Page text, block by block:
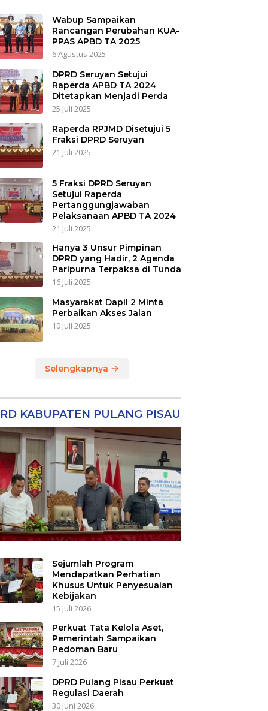
Wabup Sampaikan
Rancangan Perubahan KUA-
PPAS APBD TA 2025
6 Agustus 2025
DPRD Seruyan Setujui
Raperda APBD TA 2024
Ditetapkan Menjadi Perda
25 Juli 2025
Raperda RPJMD Disetujui 5
Fraksi DPRD Seruyan
21 Juli 2025
5 Fraksi DPRD Seruyan
Setujui Raperda
Pertanggungjawaban
Pelaksanaan APBD TA 2024
21 Juli 2025
Hanya 3 Unsur Pimpinan
DPRD yang Hadir, 2 Agenda
Paripurna Terpaksa di Tunda
16 Juli 2025
Masyarakat Dapil 2 Minta
Perbaikan Akses Jalan
10 Juli 2025
Selengkapnya
KABUPATEN PULANG PISAU
Sejumlah Program
Mendapatkan Perhatian
Khusus Untuk Penyesuaian
Kebijakan
15 Juli 2026
Perkuat Tata Kelola Aset,
Pemerintah Sampaikan
Pedoman Baru
7 Juli 2026
DPRD Pulang Pisau Perkuat
Regulasi Daerah
30 Juni 2026